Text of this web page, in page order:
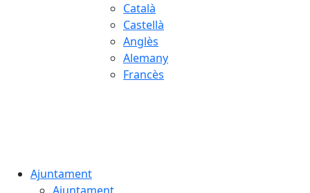
Català
Castellà
Anglès
Alemany
Francès
Ajuntament